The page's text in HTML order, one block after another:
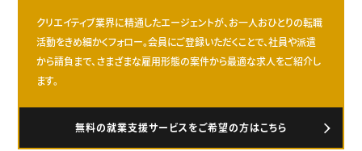
クリエイティブ業界に精通したエージェントが、お一人おひとりの転職
活動をきめ細かくフォロー。会員にご登録いただくことで、社員や派遣
から請負まで、さまざまな雇用形態の案件から最適な求人をご紹介し
ます。
無料の就業支援サービスをご希望の方はこちら